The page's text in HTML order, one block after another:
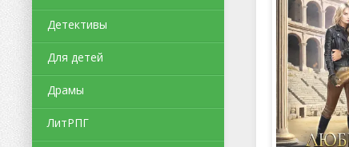
Детективы
Для детей
Драмы
ЛитРПГ